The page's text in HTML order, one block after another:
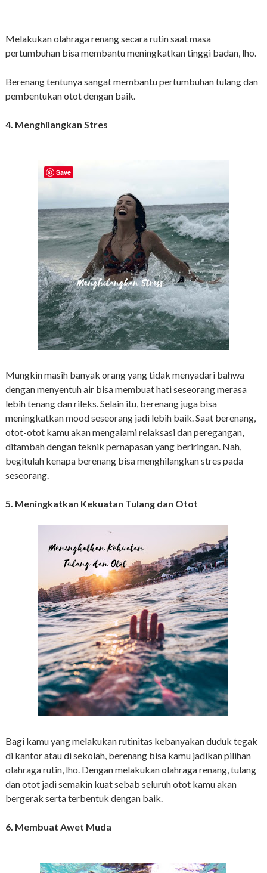
Melakukan olahraga renang secara rutin saat masa
pertumbuhan bisa membantu meningkatkan tinggi badan, lho.
Berenang tentunya sangat membantu pertumbuhan tulang dan
pembentukan otot dengan baik.
4. Menghilangkan Stres
Mungkin masih banyak orang yang tidak menyadari bahwa
dengan menyentuh air bisa membuat hati seseorang merasa
lebih tenang dan rileks. Selain itu, berenang juga bisa
meningkatkan mood seseorang jadi lebih baik. Saat berenang,
otot-otot kamu akan mengalami relaksasi dan peregangan,
ditambah dengan teknik pernapasan yang beriringan. Nah,
begitulah kenapa berenang bisa menghilangkan stres pada
seseorang.
5. Meningkatkan Kekuatan Tulang dan Otot
Bagi kamu yang melakukan rutinitas kebanyakan duduk tegak
di kantor atau di sekolah, berenang bisa kamu jadikan pilihan
olahraga rutin, lho. Dengan melakukan olahraga renang, tulang
dan otot jadi semakin kuat sebab seluruh otot kamu akan
bergerak serta terbentuk dengan baik.
6. Membuat Awet Muda
Save